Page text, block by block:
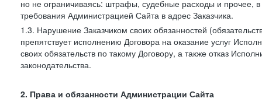
но не ограничиваясь: штрафы, судебные расходы и прочее,
требования Администрацией Сайта в адрес Заказчика.
1.3. Нарушение Заказчиком своих обязанностей
препятствует исполнению Договора на оказание услуг
своих обязательств по такому Договору, а также отказ
законодательства.
2. Права и обязанности Администрации Сайта